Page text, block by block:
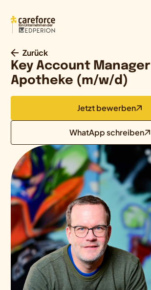
Ein Unternehmen der
Zurück
Key Account Manager
Apotheke (m/w/d)
Jetzt bewerben
WhatApp schreiben